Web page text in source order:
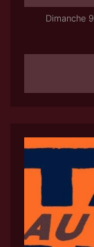
Dimanche